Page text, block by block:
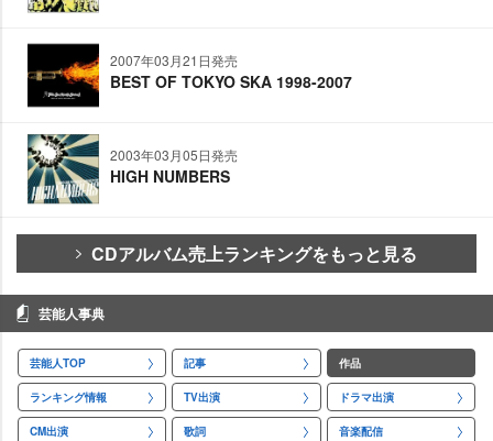
2007年03月21日発売
BEST OF TOKYO SKA 1998-2007
2003年03月05日発売
HIGH NUMBERS
CDアルバム売上ランキングをもっと見る
芸能人事典
芸能人TOP 記事 作品
ランキング情報 TV出演 ドラマ出演
CM出演 歌詞 音楽配信